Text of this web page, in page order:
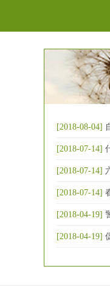
[2018-08-04]
[2018-07-14]
[2018-07-14]
[2018-07-14]
[2018-04-19]
[2018-04-19]